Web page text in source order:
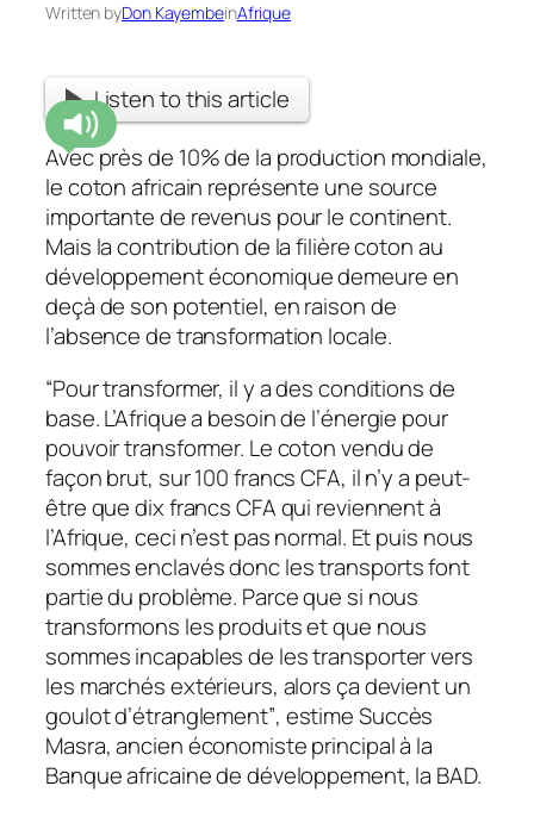
Written byDon KayembeinAfrique
Listen to this article
Avec près de 10% de la production mondiale,
le coton africain représente une source
importante de revenus pour le continent.
Mais la contribution de la filière coton au
développement économique demeure en
deçà de son potentiel, en raison de
l’absence de transformation locale.
“Pour transformer, il y a des conditions de
base. L’Afrique a besoin de l’énergie pour
pouvoir transformer. Le coton vendu de
façon brut, sur 100 francs CFA, il n’y a peut-
être que dix francs CFA qui reviennent à
l’Afrique, ceci n’est pas normal. Et puis nous
sommes enclavés donc les transports font
partie du problème. Parce que si nous
transformons les produits et que nous
sommes incapables de les transporter vers
les marchés extérieurs, alors ça devient un
goulot d’étranglement”, estime Succès
Masra, ancien économiste principal à la
Banque africaine de développement, la BAD.